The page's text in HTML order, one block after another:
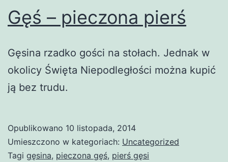
Gęś – pieczona pierś
Gęsina rzadko gości na stołach. Jednak w
okolicy Święta Niepodległości można kupić
ją bez trudu.
Opublikowano 10 listopada, 2014
Umieszczono w kategoriach: Uncategorized
Tagi gęsina, pieczona gęś, pierś gęsi